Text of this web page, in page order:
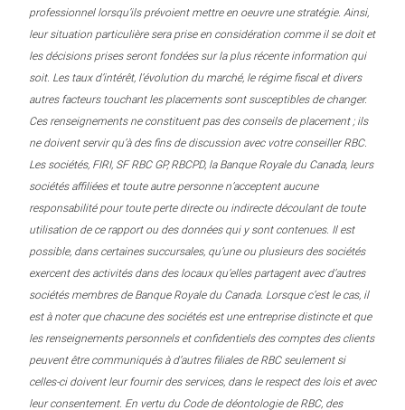
professionnel lorsqu’ils prévoient mettre en oeuvre une stratégie. Ainsi,
leur situation particulière sera prise en considération comme il se doit et
les décisions prises seront fondées sur la plus récente information qui
soit. Les taux d’intérêt, l’évolution du marché, le régime fiscal et divers
autres facteurs touchant les placements sont susceptibles de changer.
Ces renseignements ne constituent pas des conseils de placement ; ils
ne doivent servir qu’à des fins de discussion avec votre conseiller RBC.
Les sociétés, FIRI, SF RBC GP, RBCPD, la Banque Royale du Canada, leurs
sociétés affiliées et toute autre personne n’acceptent aucune
responsabilité pour toute perte directe ou indirecte découlant de toute
utilisation de ce rapport ou des données qui y sont contenues. Il est
possible, dans certaines succursales, qu’une ou plusieurs des sociétés
exercent des activités dans des locaux qu’elles partagent avec d’autres
sociétés membres de Banque Royale du Canada. Lorsque c’est le cas, il
est à noter que chacune des sociétés est une entreprise distincte et que
les renseignements personnels et confidentiels des comptes des clients
peuvent être communiqués à d’autres filiales de RBC seulement si
celles-ci doivent leur fournir des services, dans le respect des lois et avec
leur consentement. En vertu du Code de déontologie de RBC, des